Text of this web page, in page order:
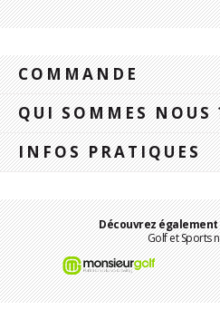
COMMANDE
QUI SOMMES NOUS
INFOS PRATIQUES
Découvrez
Golf et Sports